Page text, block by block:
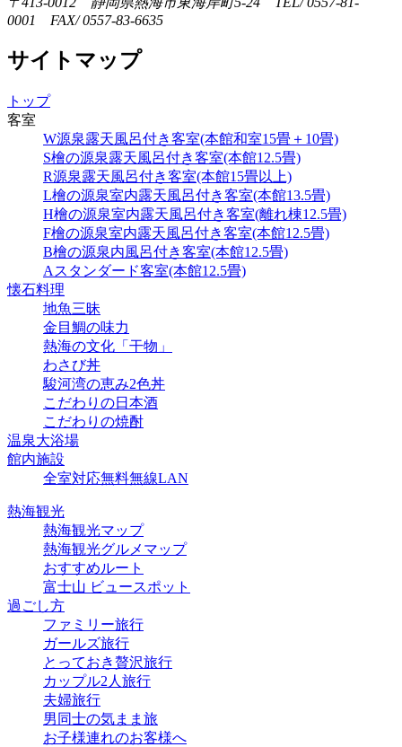
0001 FAX/ 0557-83-6635
サイトマップ
トップ
客室
W源泉露天風呂付き客室(本館和室15畳＋10畳)
S檜の源泉露天風呂付き客室(本館12.5畳)
R源泉露天風呂付き客室(本館15畳以上)
L檜の源泉室内露天風呂付き客室(本館13.5畳)
H檜の源泉室内露天風呂付き客室(離れ棟12.5畳)
F檜の源泉室内露天風呂付き客室(本館12.5畳)
B檜の源泉内風呂付き客室(本館12.5畳)
Aスタンダード客室(本館12.5畳)
懐石料理
地魚三昧
金目鯛の味力
熱海の文化「干物」
わさび丼
駿河湾の恵み2色丼
こだわりの日本酒
こだわりの焼酎
温泉大浴場
館内施設
全室対応無料無線LAN
熱海観光
熱海観光マップ
熱海観光グルメマップ
おすすめルート
富士山 ビュースポット
過ごし方
ファミリー旅行
ガールズ旅行
とっておき贅沢旅行
カップル2人旅行
夫婦旅行
男同士の気まま旅
お子様連れのお客様へ